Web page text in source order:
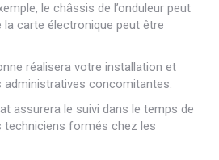
le châssis de l’onduleur peut
carte électronique peut être
réalisera votre installation et
administratives concomitantes.
assurera le suivi dans le temps de
techniciens formés chez les